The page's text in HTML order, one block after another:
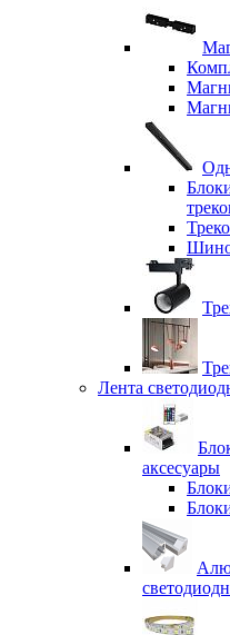
Лента
аксесуары